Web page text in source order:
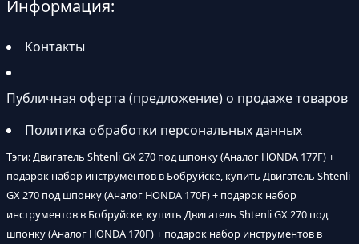
Информация:
Контакты
Публичная оферта (предложение) о продаже товаров
Политика обработки персональных данных
Тэги: Двигатель Shtenli GX 270 под шпонку (Аналог HONDA 177F) +
подарок набор инструментов в Бобруйске, купить Двигатель Shtenli
GX 270 под шпонку (Аналог HONDA 170F) + подарок набор
инструментов в Бобруйске, купить Двигатель Shtenli GX 270 под
шпонку (Аналог HONDA 170F) + подарок набор инструментов в